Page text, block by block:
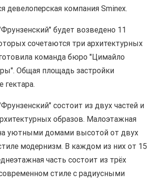
девелоперская компания Sminex.
будет возведено 11
сочетаются три архитектурных
команда бюро "Цимайло
Общая площадь застройки
состоит из двух частей и
образов. Малоэтажная
уютными домами высотой от двух
модернизм. В каждом из них от 15
часть состоит из трёх
стиле с радиусными